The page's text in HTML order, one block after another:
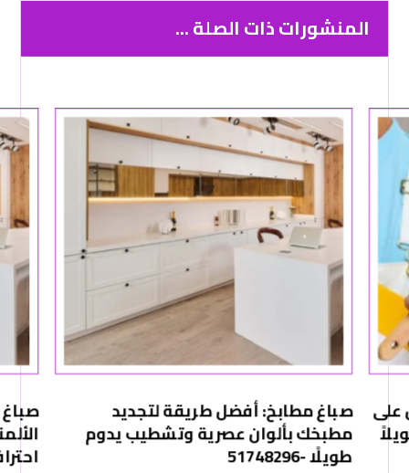
المنشورات ذات الصلة ...
على صباغ مطابخ: أفضل طريقة لتجديد
مطبخك بألوان عصرية وتشطيب يدوم
طويلًا -51748296 احترافي